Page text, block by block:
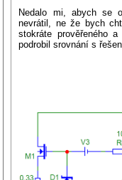
Nedalo mi, abych se
nevrátil, ne že bych
stokráte prověřeného a
podrobil srovnání s